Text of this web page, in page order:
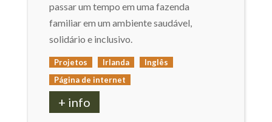
passar um tempo em uma fazenda
familiar em um ambiente saudável,
solidário e inclusivo.
Projetos Irlanda
Inglês
Página de internet
+ info